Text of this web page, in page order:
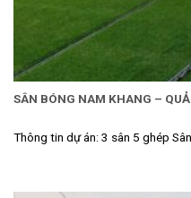
SÂN BÓNG NAM KHANG –
Thông tin dự án: 3 sân 5 ghép